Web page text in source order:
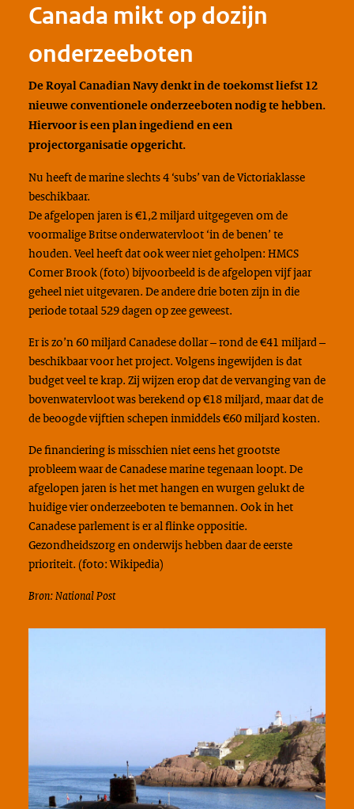
Canada mikt op dozijn
onderzeeboten
De Royal Canadian Navy denkt in de toekomst liefst 12
nieuwe conventionele onderzeeboten nodig te hebben.
Hiervoor is een plan ingediend en een
projectorganisatie opgericht.
Nu heeft de marine slechts 4 ‘subs’ van de Victoriaklasse
beschikbaar.
De afgelopen jaren is €1,2 miljard uitgegeven om de
voormalige Britse onderwatervloot ‘in de benen’ te
houden. Veel heeft dat ook weer niet geholpen: HMCS
Corner Brook (foto) bijvoorbeeld is de afgelopen vijf jaar
geheel niet uitgevaren. De andere drie boten zijn in die
periode totaal 529 dagen op zee geweest.
Er is zo’n 60 miljard Canadese dollar – rond de €41 miljard –
beschikbaar voor het project. Volgens ingewijden is dat
budget veel te krap. Zij wijzen erop dat de vervanging van de
bovenwatervloot was berekend op €18 miljard, maar dat de
de beoogde vijftien schepen inmiddels €60 miljard kosten.
De financiering is misschien niet eens het grootste
probleem waar de Canadese marine tegenaan loopt. De
afgelopen jaren is het met hangen en wurgen gelukt de
huidige vier onderzeeboten te bemannen. Ook in het
Canadese parlement is er al flinke oppositie.
Gezondheidszorg en onderwijs hebben daar de eerste
prioriteit. (foto: Wikipedia)
Bron: National Post